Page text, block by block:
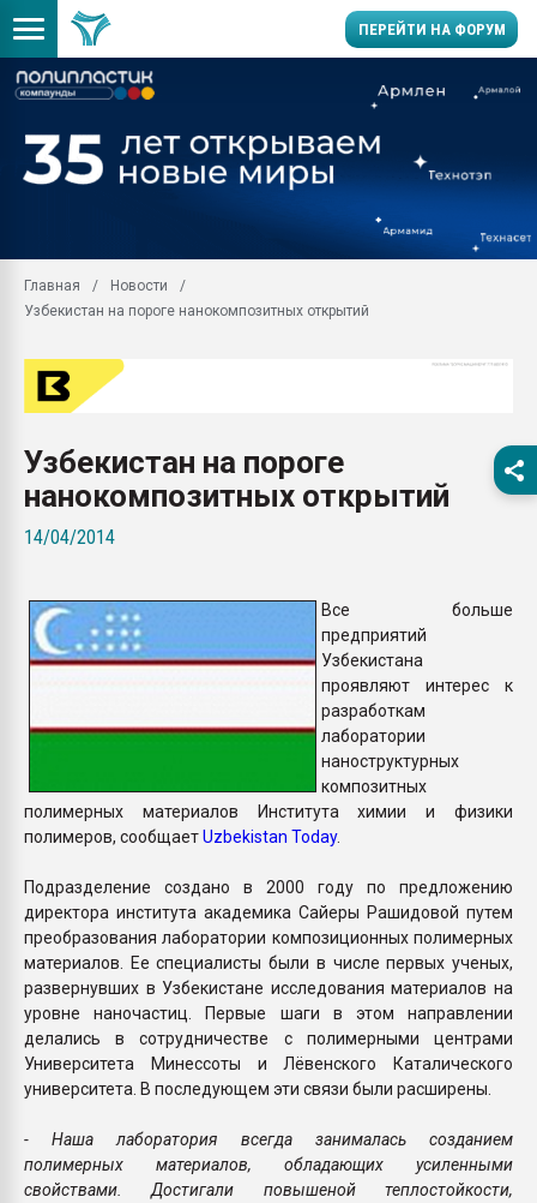
ПЕРЕЙТИ НА ФОРУМ
производство SPC
заводу пластмасс"
28.07.2026
ПЕРЕЙТИ НА
Главная
Новости
Узбекистан на пороге нанокомпозитных открытий
Узбекистан на пороге
нанокомпозитных открытий
14/04/2014
Все больше
предприятий
Узбекистана
проявляют интерес к
разработкам
лаборатории
наноструктурных
композитных
полимерных материалов Института химии и физики
полимеров, сообщаетUzbekistan Today.
Подразделение создано в 2000 году по предложению
директора института академика Сайеры Рашидовой путем
преобразования лаборатории композиционных полимерных
материалов. Ее специалисты были в числе первых ученых,
развернувших в Узбекистане исследования материалов на
уровне наночастиц. Первые шаги в этом направлении
делались в сотрудничестве с полимерными центрами
Университета Минессоты и Лёвенского Каталического
университета. В последующем эти связи были расширены.
- Наша лаборатория всегда занималась созданием
полимерных материалов, обладающих усиленными
свойствами. Достигали повышеной теплостойкости,